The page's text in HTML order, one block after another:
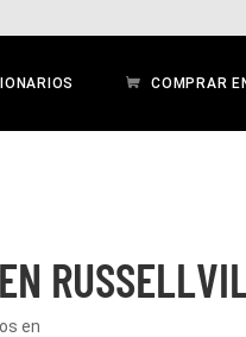
COMPRAR
en